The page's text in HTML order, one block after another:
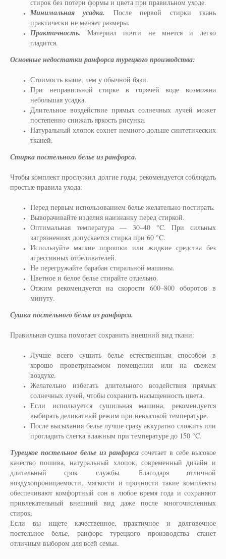
стирок без потери формы и цвета при правильном уходе.
Минимальная усадка.
После первой стирки ткань
практически не меняет размеры.
Практичность.
Материал почти не мнется и легко
гладится.
Основные недостатки ранфорса турецкого производства:
Стоимость выше, чем у обычной бязи.
При неправильной стирке в горячей воде возможна
небольшая усадка.
Длительное воздействие прямых солнечных лучей может
постепенно снижать яркость рисунка.
Натуральный хлопок сохнет немного дольше синтетических
тканей.
Стирка постельного белье из ранфорса.
Чтобы комплект прослужил долгие годы, рекомендуется соблюдать
простые правила ухода:
Перед первым использованием белье желательно постирать.
Выворачивайте изделия наизнанку перед стиркой.
Оптимальная температура — 30–40 °C. При сильных
загрязнениях допускается стирка при 60 °C.
Используйте мягкие порошки или жидкие средства без
агрессивных отбеливателей.
Не перегружайте барабан стиральной машины.
Цветное и белое белье стирайте отдельно.
Отжим рекомендуется на скорости 600–800 оборотов в
минуту.
Сушка постельного белья из ранфорса.
Правильная сушка помогает сохранить внешний вид ткани:
Лучше всего сушить белье естественным способом в
хорошо проветриваемом помещении или на свежем
воздухе.
Желательно избегать длительного воздействия прямых
солнечных лучей, чтобы сохранить насыщенность цвета.
Если используется сушильная машина, рекомендуется
выбирать деликатный режим при невысокой температуре.
После высыхания белье лучше сразу аккуратно сложить или
прогладить слегка влажным при температуре до 150 °C.
Турецкое постельное белье из ранфорсасочетает в себе высокое
качество пошива, натуральный хлопок, современный дизайн и
длительный срок службы. Благодаря отличной
воздухопроницаемости, мягкости и прочности такие комплекты
обеспечивают комфортный сон в любое время года и сохраняют
привлекательный внешний вид даже после многочисленных
стирок.
Если вы ищете качественное, практичное и долговечное
постельное белье, ранфорс турецкого производства станет
отличным выбором для всей семьи.